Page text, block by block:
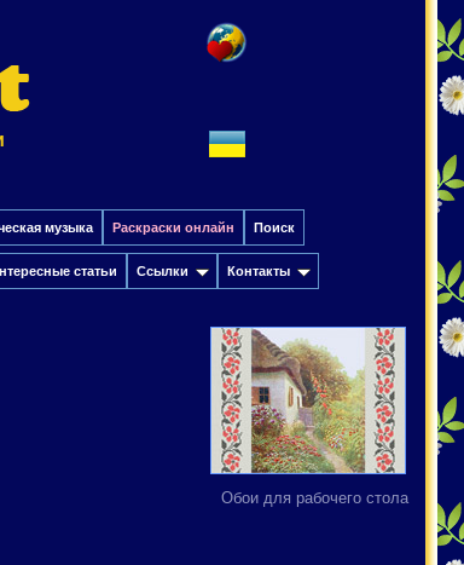
музыка Раскраски онлайн Поиск
cтатьи Ссылки Контакты
Обои для рабочего стола